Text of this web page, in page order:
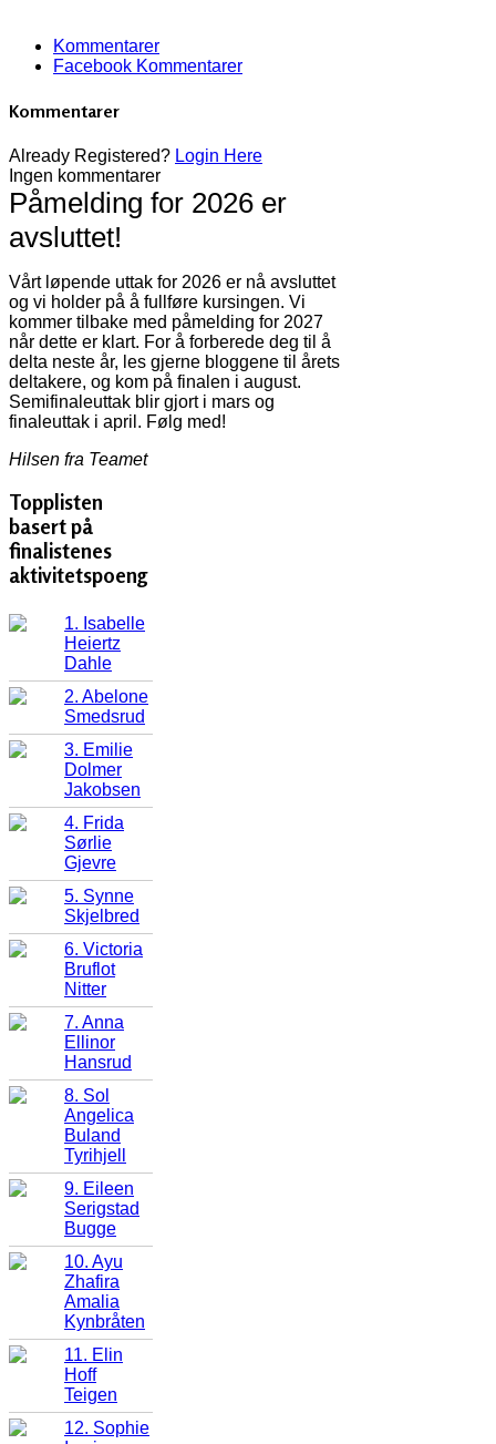
Kommentarer
Facebook Kommentarer
Kommentarer
Already Registered? Login Here
Ingen kommentarer
Påmelding for 2026 er
avsluttet!
Vårt løpende uttak for 2026 er nå avsluttet
og vi holder på å fullføre kursingen. Vi
kommer tilbake med påmelding for 2027
når dette er klart. For å forberede deg til å
delta neste år, les gjerne bloggene til årets
deltakere, og kom på finalen i august.
Semifinaleuttak blir gjort i mars og
finaleuttak i april. Følg med!
Hilsen fra Teamet
Topplisten
basert på
finalistenes
aktivitetspoeng
1. Isabelle
Heiertz
Dahle
2. Abelone
Smedsrud
3. Emilie
Dolmer
Jakobsen
4. Frida
Sørlie
Gjevre
5. Synne
Skjelbred
6. Victoria
Bruflot
Nitter
7. Anna
Ellinor
Hansrud
8. Sol
Angelica
Buland
Tyrihjell
9. Eileen
Serigstad
Bugge
10. Ayu
Zhafira
Amalia
Kynbråten
11. Elin
Hoff
Teigen
12. Sophie